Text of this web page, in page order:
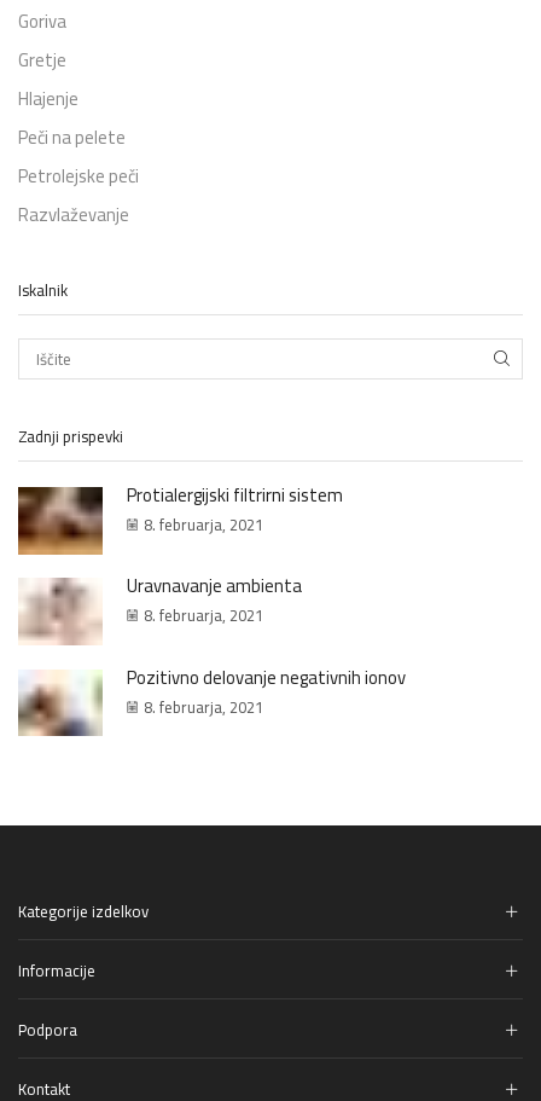
Goriva
Gretje
Hlajenje
Peči na pelete
Petrolejske peči
Razvlaževanje
Iskalnik
IŠČITE
Zadnji prispevki
Protialergijski filtrirni sistem
8. februarja, 2021
Uravnavanje ambienta
8. februarja, 2021
Pozitivno delovanje negativnih ionov
8. februarja, 2021
Kategorije izdelkov
Informacije
Podpora
Kontakt